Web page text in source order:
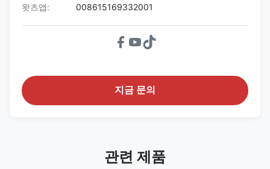
왓츠앱:
008615169332001
지금 문의
관련 제품